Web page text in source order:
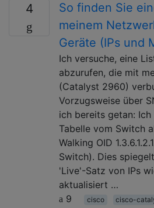
4
So finden Sie
meinem
Geräte (IPs und
Ich versuche, eine
abzurufen, die mit
(Catalyst 2960)
Vorzugsweise über
ich bereits getan: Ich
Tabelle vom Switch
Walking OID
Switch). Dies
'Live'-Satz von IPs
aktualisiert …
9
cisco cisco-